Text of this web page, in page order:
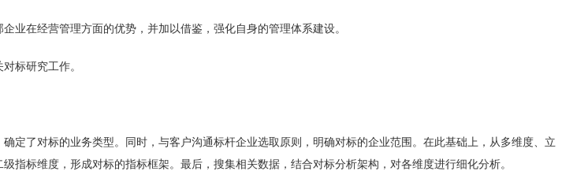
业在经营管理方面的优势，并加以借鉴，强化自身的管理体系建设。
标研究工作。
定了对标的业务类型。同时，与客户沟通标杆企业选取原则，明确对标的企业范围。在此基础上，从多维度、立
指标维度，形成对标的指标框架。最后，搜集相关数据，结合对标分析架构，对各维度进行细化分析。